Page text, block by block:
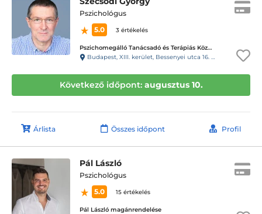
Pszichológus
5.0
3 értékelés
Pszichomegálló Tanácsadó és Terápiás Központ - Cézár Ház
Budapest, XIII. kerület, Bessenyei utca 16. 1em-. 7. Cézár Ház
Következő időpont: augusztus 10.
Árlista Összes időpont Profil
Pál László
Pszichológus
5.0
15 értékelés
Pál László magánrendelése